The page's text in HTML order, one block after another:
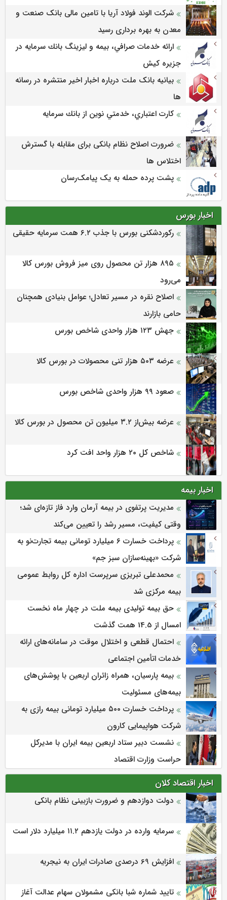
شرکت الوند فولاد آریا با تامین مالی بانک صنعت و
معدن به بهره برداری رسید
ارائه خدمات صرافي، بيمه و ليزينگ بانك سرمايه در
جزيره كيش
بیانیه بانک ملت درباره اخبار اخیر منتشره در رسانه
ها
كارت اعتباري، خدمتي نوين از بانك سرمايه
ضرورت اصلاح نظام بانکی برای مقابله با گسترش
اختلاس ها
پشت پرده حمله به یک پیامک‌رسان
اخبار بورس
رکوردشکنی بورس با جذب ۶.۲ همت سرمایه حقیقی
۸۹۵ هزار تن محصول روی میز فروش بورس کالا
می‌‌رود
اصلاح نقره در مسیر تعادل؛ عوامل بنیادی همچنان
حامی بازارند
جهش ۱۲۳ هزار واحدی شاخص بورس
عرضه ۵۰۳ هزار تنی محصولات در بورس کالا
صعود ۹۹ هزار واحدی شاخص بورس
عرضه بیش‌از ۳.۲ میلیون تن محصول در بورس کالا
شاخص کل ۲۰ هزار واحد افت کرد
اخبار بیمه
مدیریت پرتفوی در بیمه آرمان وارد فاز تازه‌ای شد؛
وقتی کیفیت، مسیر رشد را تعیین می‌کند
پرداخت خسارت ۶ میلیارد تومانی بیمه تجارت‌نو به
شرکت «بهینه‌سازان سبز جم»
محمدعلی تبریزی سرپرست اداره كل روابط عمومی
بیمه مركزی شد
حق بیمه تولیدی بیمه ملت در چهار ماه نخست
امسال از 14.5 همت گذشت
احتمال قطعی و اختلال موقت در سامانه‌های ارائه
خدمات اتأمین اجتماعی
بیمه پارسیان، همراه زائران اربعین با پوشش‌های
بیمه‌های مسئولیت
پرداخت خسارت ۵۰۰ میلیارد تومانی بیمه رازی به
شرکت هواپیمایی کارون
نشست دبیر ستاد اربعین بیمه ایران با مدیرکل
حراست وزارت اقتصاد
اخبار اقتصاد کلان
دولت دوازدهم و ضرورت بازبینی نظام بانکی
سرمایه وارده در دولت یازدهم ۱۱.۲ میلیارد دلار است
افزایش 69 درصدی صادرات ایران به نیجریه
تایید شماره شبا بانکی مشمولان سهام عدالت آغاز